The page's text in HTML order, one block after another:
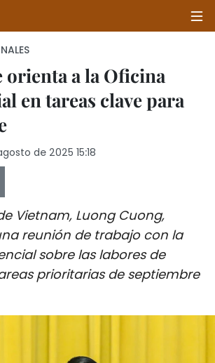
INICIO
SALUD - MEDIO AMBIENTE
CULTURA - ENTRETENIMIENTO
orienta a la Oficina
en tareas clave para
de 2025 15:18
Vietnam, Luong Cuong,
reunión de trabajo con la
sobre las labores de
prioritarias de septiembre